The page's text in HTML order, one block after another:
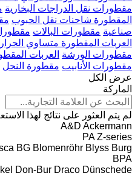
مقطورات نقل الدراجات البخارية
المقطورة شاحنات نقل الحبوب
صناعية مقطورات البالات
العربات المقطورة متساوي
مقطورات الورشة العربات
مقطورات الأنابيب مقطورة النحل
عرض الكل
الماركة
لم يتم العثور على نتائج لهذا
A&D Ackermann
PA Z-series
BG Blomenröhr Blyss Burg
BPA
Don-Bur Draco Dünschede